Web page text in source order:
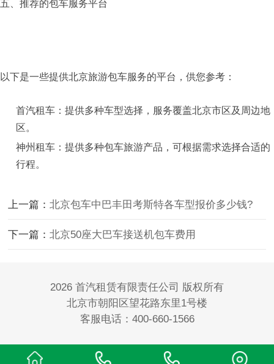
五、推荐的包车服务平台
以下是一些提供北京旅游包车服务的平台，供您参考：​
首汽租车：​提供多种车型选择，服务覆盖北京市区及周边地
区。​
神州租车：​提供多种包车旅游产品，可根据需求选择合适的
行程。
上一篇：北京包车中巴丰田考斯特各车型报价多少钱?
下一篇：北京50座大巴车接送机包车费用
2026 首汽租赁有限责任公司 版权所有
北京市朝阳区望花路东里1号楼
客服电话：400-660-1566